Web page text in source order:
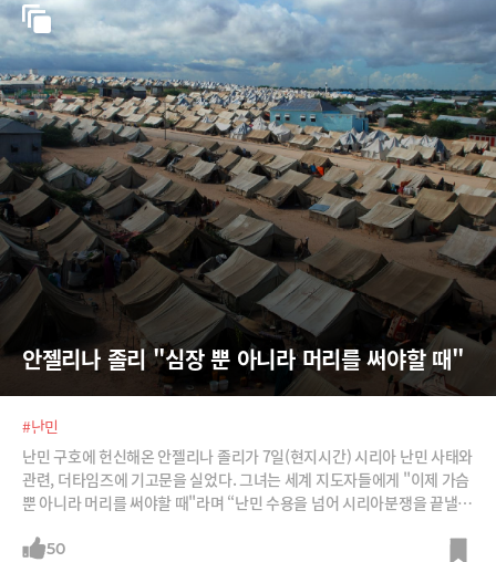
안젤리나 졸리 "심장 뿐 아니라 머리를 써야할 때"
#난민
난민 구호에 헌신해온 안젤리나 졸리가 7일(현지시간) 시리아 난민 사태와
관련, 더타임즈에 기고문을 실었다. 그녀는 세계 지도자들에게 "이제 가슴
뿐 아니라 머리를 써야할 때"라며 “난민 수용을 넘어 시리아분쟁을 끝낼
스1, 유엔난민기구 홈페이지
50